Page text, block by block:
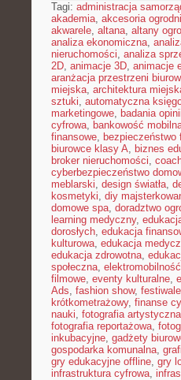
Tagi: administracja
akademia, akcesoria
akwarele, altana, altany
analiza ekonomiczna,
nieruchomości, analiza
2D, animacje 3D, animacje
aranżacja przestrzeni
miejska, architektura
sztuki, automatyczna
marketingowe, badania
cyfrowa, bankowość
finansowe, bezpieczeństwo
biurowce klasy A, biznes
broker nieruchomości,
cyberbezpieczeństwo
meblarski, design światła,
kosmetyki, diy
domowe spa, doradztwo
learning medyczny,
dorosłych, edukacja
kulturowa, edukacja
edukacja zdrowotna,
społeczna, elektromobilność
filmowe, eventy kulturalne,
Ads, fashion show,
krótkometrażowy, finanse
nauki, fotografia artystyczna
fotografia reportażowa,
inkubacyjne, gadżety
gospodarka komunalna,
gry edukacyjne offline, gry
infrastruktura cyfrowa,